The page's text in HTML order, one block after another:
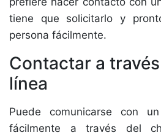
tiene que solicitarlo y
persona fácilmente.
Contactar a
línea
Puede comunicarse con
fácilmente a través del